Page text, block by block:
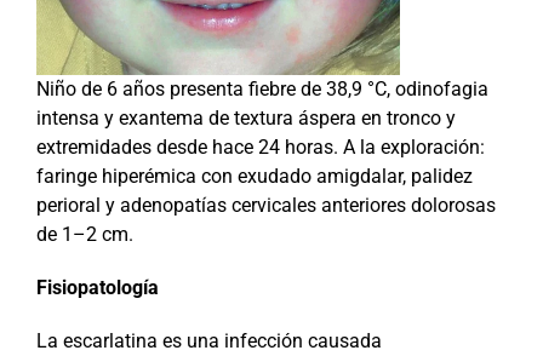
Niño de 6 años presenta fiebre de 38,9 °C, odinofagia
intensa y exantema de textura áspera en tronco y
extremidades desde hace 24 horas. A la exploración:
faringe hiperémica con exudado amigdalar, palidez
perioral y adenopatías cervicales anteriores dolorosas
de 1–2 cm.
Fisiopatología
La escarlatina es una infección causada